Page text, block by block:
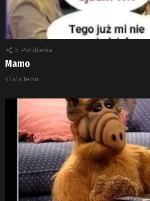
5 Polubienia
Mamo
4 lata temu